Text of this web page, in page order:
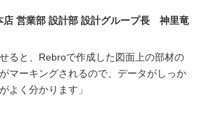
店 営業部 設計部 設計グループ長 神里竜
ると、Rebroで作成した図面上の部材の
マーキングされるので、データがしっか
よく分かります」